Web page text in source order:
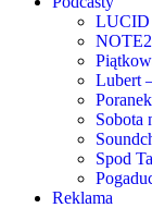
LUCID
Lubert
Sobota
Spod
Reklama